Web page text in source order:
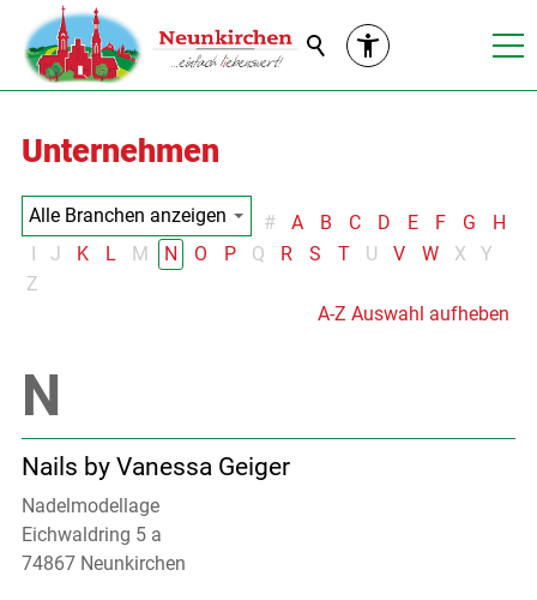
Suche
Unternehmen
# A B C D E F G
H
J K L M N O P Q R S T U V W X
Y
Z
A-Z Auswahl aufheben
Nails by Vanessa Geiger
Nadelmodellage
Eichwaldring 5 a
74867 Neunkirchen